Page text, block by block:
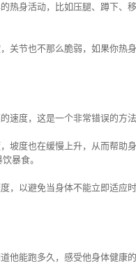
热身活动，比如压腿、蹲下、
关节也不那么脆弱，如果你热
速度，这是一个非常错误的方
坡度也在缓慢上升，从而帮助
暴食。
，以避免当身体不能立即适应
他能跑多久，感受他身体健康